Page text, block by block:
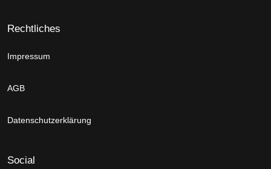
Rechtliches
Impressum
AGB
Datenschutzerklärung
Social